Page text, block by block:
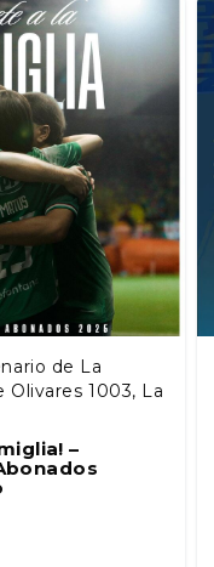
de La
Olivares 1003, La
–